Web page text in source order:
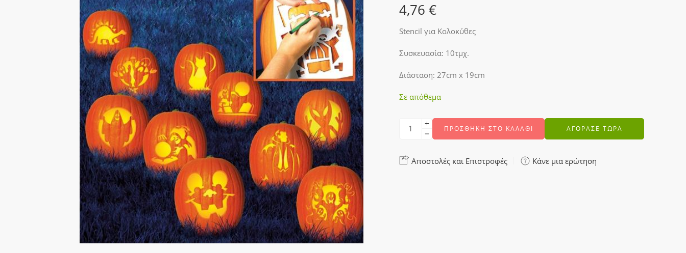
4,76 €
Stencil για Κολοκύθες
Συσκευασία: 10τμχ.
Διάσταση: 27cm x 19cm
Σε απόθεμα
ΠΡΟΣΘΉΚΗ ΣΤΟ ΚΑΛΆΘΙ ΑΓΟΡΑΣΕ ΤΩΡΑ
Αποστολές και Επιστροφές Κάνε μια ερώτηση